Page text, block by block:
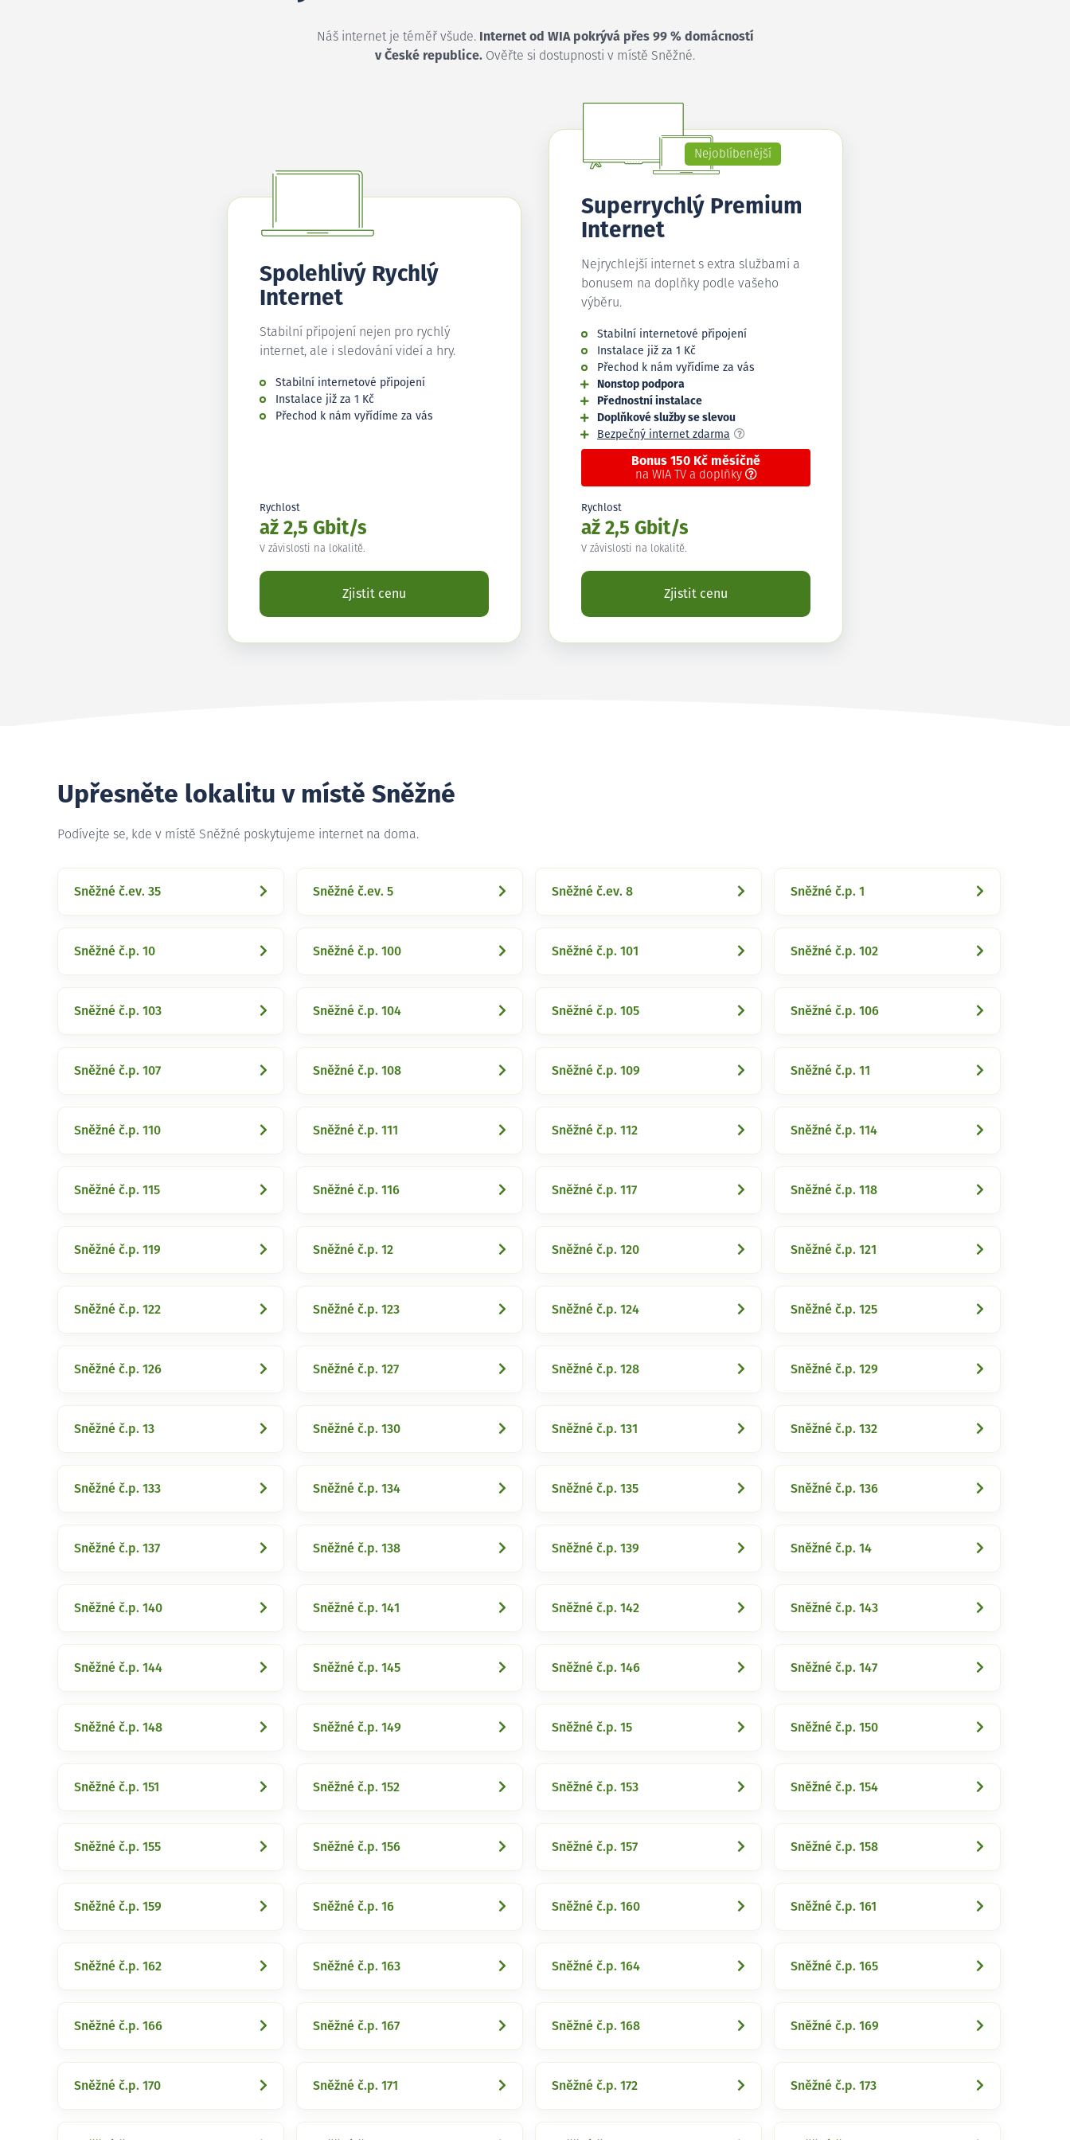
Náš internet je téměř všude.
Internet od WIA pokrývá přes 99 % domácností
v České republice. Ověřte si dostupnosti v místě Sněžné.
Spolehlivý Rychlý
Internet
Stabilní připojení nejen pro rychlý
internet, ale i sledování videí a hry.
Stabilní internetové připojení
Instalace již za 1 Kč
Přechod k nám vyřídíme za vás
Rychlost
až 2,5 Gbit/s
V závislosti na lokalitě.
Zjistit cenu
Nejoblíbenější
Superrychlý Premium
Internet
Nejrychlejší internet s extra službami a
bonusem na doplňky podle vašeho
výběru.
Stabilní internetové připojení
Instalace již za 1 Kč
Přechod k nám vyřídíme za vás
Nonstop podpora
Přednostní instalace
Doplňkové služby se slevou
Bezpečný internet zdarma
Bonus 150 Kč měsíčně
na WIA TV a doplňky
Rychlost
až 2,5 Gbit/s
V závislosti na lokalitě.
Zjistit cenu
Upřesněte lokalitu v místě Sněžné
Podívejte se, kde v místě Sněžné poskytujeme internet na doma.
Sněžné č.ev. 35 Sněžné č.ev. 5 Sněžné č.ev. 8 Sněžné č.p. 1
Sněžné č.p. 10 Sněžné č.p. 100 Sněžné č.p. 101 Sněžné č.p. 102
Sněžné č.p. 103 Sněžné č.p. 104 Sněžné č.p. 105 Sněžné č.p. 106
Sněžné č.p. 107 Sněžné č.p. 108 Sněžné č.p. 109 Sněžné č.p. 11
Sněžné č.p. 110 Sněžné č.p. 111 Sněžné č.p. 112 Sněžné č.p. 114
Sněžné č.p. 115 Sněžné č.p. 116 Sněžné č.p. 117 Sněžné č.p. 118
Sněžné č.p. 119 Sněžné č.p. 12 Sněžné č.p. 120 Sněžné č.p. 121
Sněžné č.p. 122 Sněžné č.p. 123 Sněžné č.p. 124 Sněžné č.p. 125
Sněžné č.p. 126 Sněžné č.p. 127 Sněžné č.p. 128 Sněžné č.p. 129
Sněžné č.p. 13 Sněžné č.p. 130 Sněžné č.p. 131 Sněžné č.p. 132
Sněžné č.p. 133 Sněžné č.p. 134 Sněžné č.p. 135 Sněžné č.p. 136
Sněžné č.p. 137 Sněžné č.p. 138 Sněžné č.p. 139 Sněžné č.p. 14
Sněžné č.p. 140 Sněžné č.p. 141 Sněžné č.p. 142 Sněžné č.p. 143
Sněžné č.p. 144 Sněžné č.p. 145 Sněžné č.p. 146 Sněžné č.p. 147
Sněžné č.p. 148 Sněžné č.p. 149 Sněžné č.p. 15 Sněžné č.p. 150
Sněžné č.p. 151 Sněžné č.p. 152 Sněžné č.p. 153 Sněžné č.p. 154
Sněžné č.p. 155 Sněžné č.p. 156 Sněžné č.p. 157 Sněžné č.p. 158
Sněžné č.p. 159 Sněžné č.p. 16 Sněžné č.p. 160 Sněžné č.p. 161
Sněžné č.p. 162 Sněžné č.p. 163 Sněžné č.p. 164 Sněžné č.p. 165
Sněžné č.p. 166 Sněžné č.p. 167 Sněžné č.p. 168 Sněžné č.p. 169
Sněžné č.p. 170 Sněžné č.p. 171 Sněžné č.p. 172 Sněžné č.p. 173